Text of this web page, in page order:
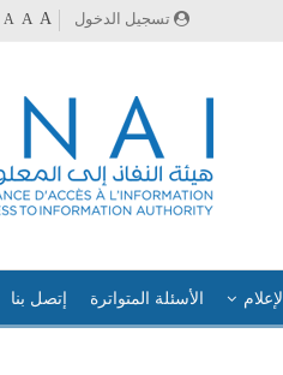
تسجيل الدخول A A A
الإعلام الأسئلة المتواترة إتصل بنا